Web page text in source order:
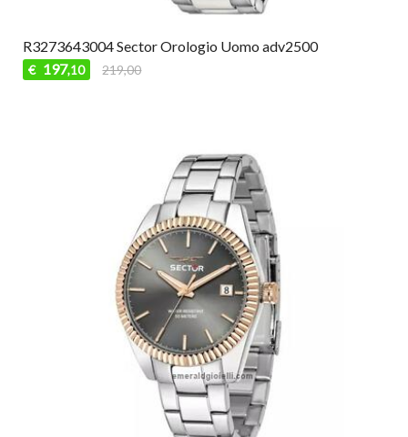
R3273643004 Sector Orologio Uomo adv2500
€ 197,10 219,00